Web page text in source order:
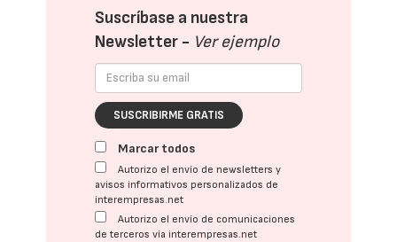
Suscríbase a nuestra
Newsletter - Ver ejemplo
SUSCRIBIRME GRATIS
Marcar todos
Autorizo el envío de newsletters y
avisos informativos personalizados de
interempresas.net
Autorizo el envío de comunicaciones
de terceros vía interempresas.net